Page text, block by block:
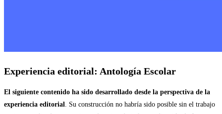
Experiencia editorial: Antología Escolar
El siguiente contenido ha sido desarrollado desde la perspectiva de la
experiencia editorial. Su construcción no habría sido posible sin el trabajo